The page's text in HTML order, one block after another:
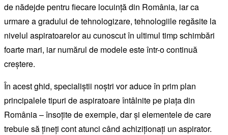
de nădejde pentru fiecare locuință din România, iar ca
urmare a gradului de tehnologizare, tehnologiile regăsite la
nivelul aspiratoarelor au cunoscut în ultimul timp schimbări
foarte mari, iar numărul de modele este într-o continuă
creștere.
În acest ghid, specialiștii noștri vor aduce în prim plan
principalele tipuri de aspiratoare întâlnite pe piața din
România – însoțite de exemple, dar și elementele de care
trebuie să țineți cont atunci când achiziționați un aspirator.